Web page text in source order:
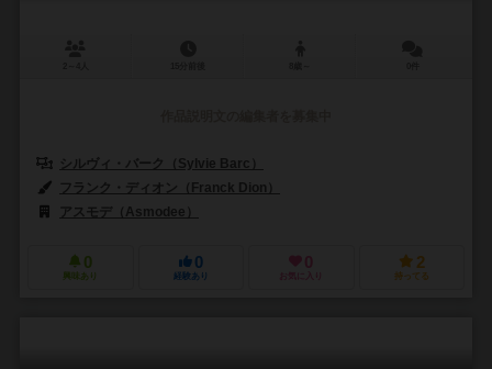
シルヴィ・バーク（Sylvie Barc）
フランク・ディオン（Franck Dion）
アスモデ（Asmodee）
0
興味あり
0
経験あり
0
お気に入り
2
持ってる